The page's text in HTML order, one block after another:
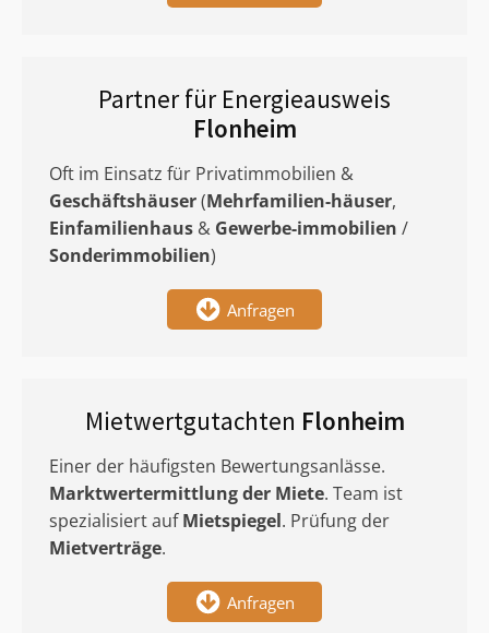
Partner für Energieausweis
Flonheim
Oft im Einsatz für Privatimmobilien &
Geschäftshäuser(Mehrfamilien-häuser,
Einfamilienhaus & Gewerbe-immobilien /
Sonderimmobilien)
Anfragen
Mietwertgutachten Flonheim
Einer der häufigsten Bewertungsanlässe.
Marktwertermittlungder Miete. Team ist
spezialisiert aufMietspiegel. Prüfung der
Mietverträge.
Anfragen